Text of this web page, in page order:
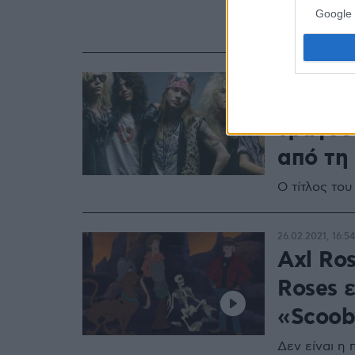
Google
«Πολλή
Οι
από τη
Ο τίτλος
09.08.2021, 17:17
Axl
Roses
Δεν είναι
26.02.2021, 16:54